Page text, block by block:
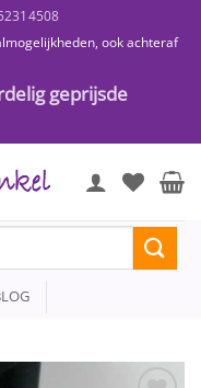
ook achteraf
geprijsde